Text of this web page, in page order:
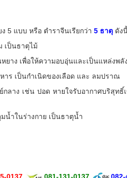
5 แบบ หรือ ตำราจีนเรียกว่า 5 ธาตุ ดัง
เป็นธาตุไม้
ง เพื่อให้ความอบอุ่นและเป็นแหล่งพลั
ร เป็นกำเนิดของเลือด และ ลมปราณ
ลาง เช่น ปอด หายใจรับอากาศบริสุท
น้ำในร่างกาย เป็นธาตุน้ำ
0137 081-131-0137
082-